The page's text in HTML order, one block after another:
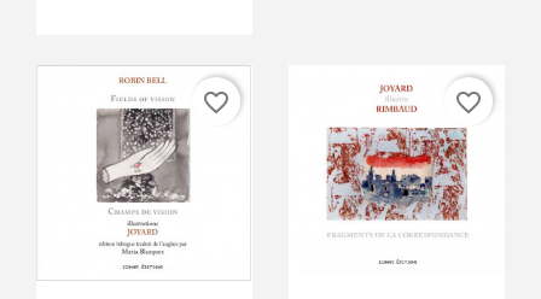
favorite_border favorite_border